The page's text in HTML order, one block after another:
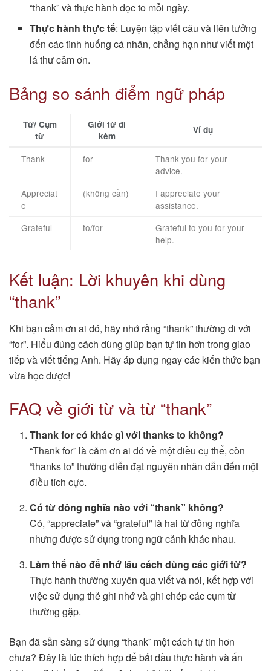
“thank” và thực hành đọc to mỗi ngày.
Thực hành thực tế: Luyện tập viết câu và liên tưởng
đến các tình huống cá nhân, chẳng hạn như viết một
lá thư cảm ơn.
Bảng so sánh điểm ngữ pháp
Từ/ Cụm
từ
Giới từ đi
kèm
Ví dụ
Thank for
Thank you for your
advice.
Appreciat
e
(không cần)
I appreciate your
assistance.
Grateful
to/for
Grateful to you for your
help.
Kết luận: Lời khuyên khi dùng
“thank”
Khi bạn cảm ơn ai đó, hãy nhớ rằng “thank” thường đi với
“for”. Hiểu đúng cách dùng giúp bạn tự tin hơn trong giao
tiếp và viết tiếng Anh. Hãy áp dụng ngay các kiến thức bạn
vừa học được!
FAQ về giới từ và từ “thank”
Thank for có khác gì với thanks to không?
“Thank for” là cảm ơn ai đó về một điều cụ thể, còn
“thanks to” thường diễn đạt nguyên nhân dẫn đến một
điều tích cực.
Có từ đồng nghĩa nào với “thank” không?
Có, “appreciate” và “grateful” là hai từ đồng nghĩa
nhưng được sử dụng trong ngữ cảnh khác nhau.
Làm thế nào để nhớ lâu cách dùng các giới từ?
Thực hành thường xuyên qua viết và nói, kết hợp với
việc sử dụng thẻ ghi nhớ và ghi chép các cụm từ
thường gặp.
Bạn đã sẵn sàng sử dụng “thank” một cách tự tin hơn
chưa? Đây là lúc thích hợp để bắt đầu thực hành và ấn